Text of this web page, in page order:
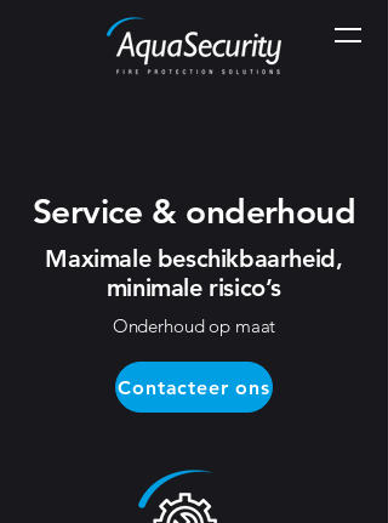
Service & onderhoud
Maximale beschikbaarheid,
minimale risico’s
Onderhoud op maat
Contacteer ons